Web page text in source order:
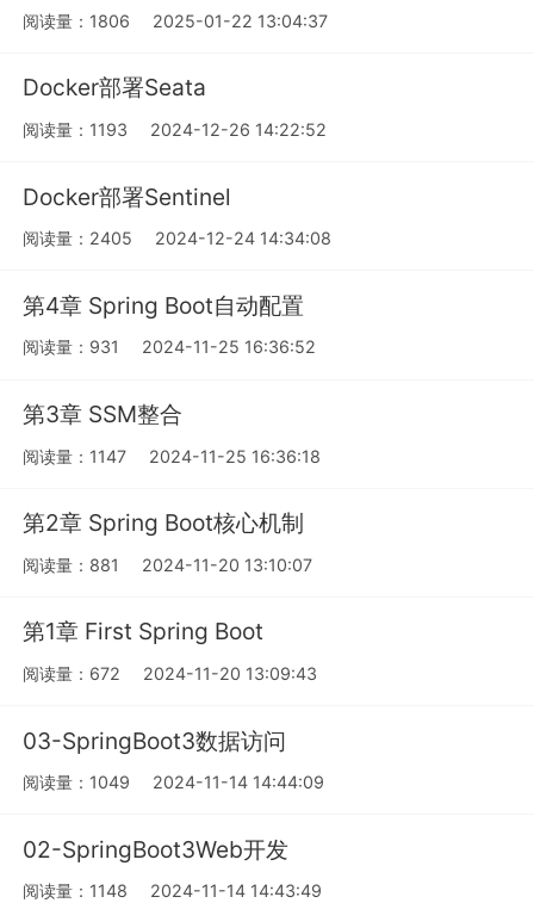
阅读量：1806 2025-01-22 13:04:37
Docker部署Seata
阅读量：1193 2024-12-26 14:22:52
Docker部署Sentinel
阅读量：2405 2024-12-24 14:34:08
第4章 Spring Boot自动配置
阅读量：931 2024-11-25 16:36:52
第3章 SSM整合
阅读量：1147 2024-11-25 16:36:18
第2章 Spring Boot核心机制
阅读量：881 2024-11-20 13:10:07
第1章 First Spring Boot
阅读量：672 2024-11-20 13:09:43
03-SpringBoot3数据访问
阅读量：1049 2024-11-14 14:44:09
02-SpringBoot3Web开发
阅读量：1148 2024-11-14 14:43:49